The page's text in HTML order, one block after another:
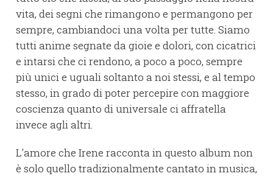
vita, dei segni che rimangono e permangono per
sempre, cambiandoci una volta per tutte. Siamo
tutti anime segnate da gioie e dolori, con cicatrici
e intarsi che ci rendono, a poco a poco, sempre
più unici e uguali soltanto a noi stessi, e al tempo
stesso, in grado di poter percepire con maggiore
coscienza quanto di universale ci affratella
invece agli altri.
L'amore che Irene racconta in questo album non
è solo quello tradizionalmente cantato in musica,